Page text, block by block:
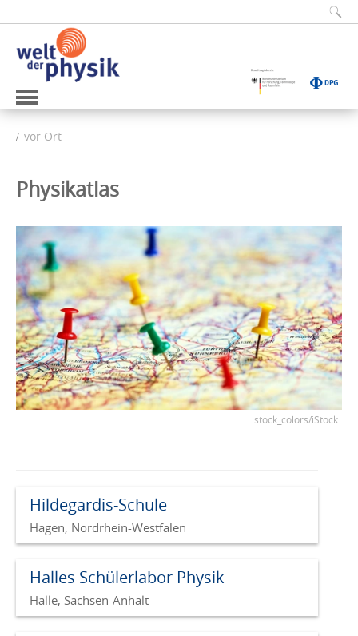
vor Ort
Physikatlas
stock_colors/iStock
Hildegardis-Schule
Hagen, Nordrhein-Westfalen
Halles Schülerlabor Physik
Halle, Sachsen-Anhalt